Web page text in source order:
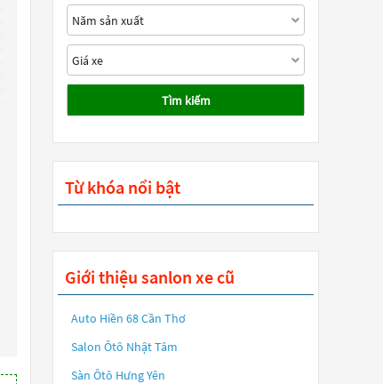
Tìm kiếm
Từ khóa nổi bật
Giới thiệu sanlon xe cũ
Auto Hiền 68 Cần Thơ
Salon Ôtô Nhật Tâm
Sàn Ôtô Hưng Yên